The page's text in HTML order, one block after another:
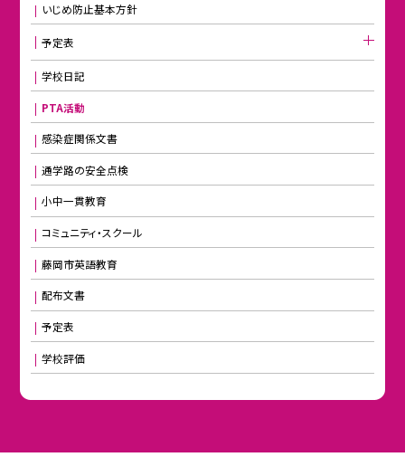
いじめ防止基本方針
予定表
学校日記
PTA活動
感染症関係文書
通学路の安全点検
小中一貫教育
コミュニティ・スクール
藤岡市英語教育
配布文書
予定表
学校評価